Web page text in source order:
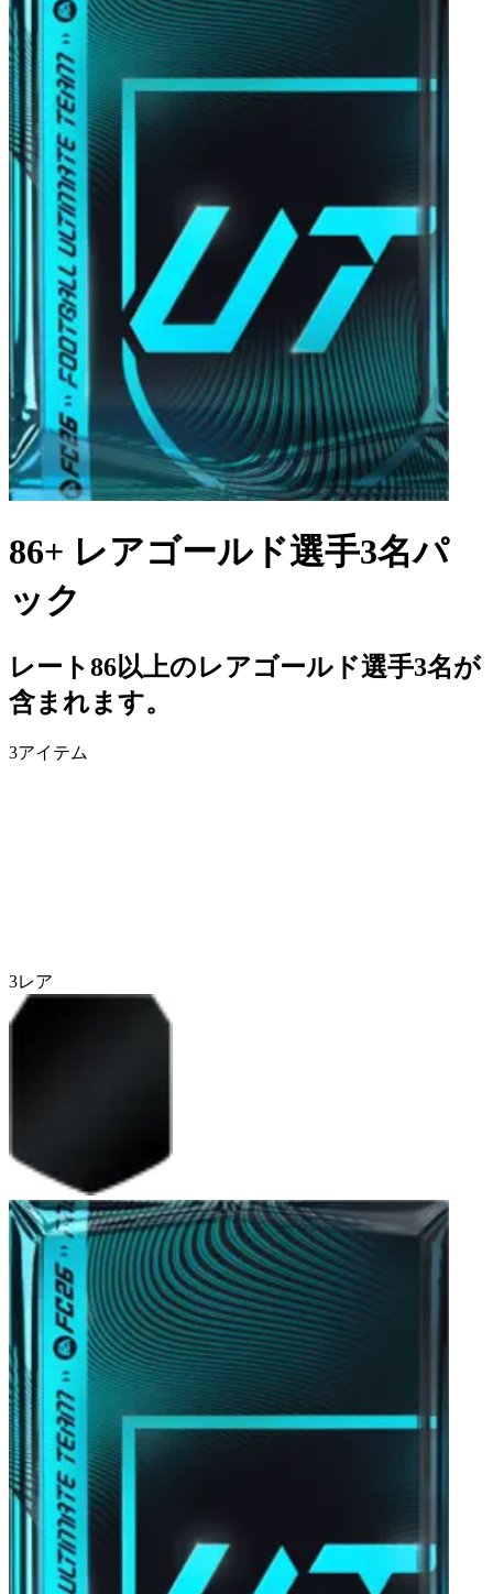
86+ レアゴールド選手3名パ
ック
レート86以上のレアゴールド選手3名が
含まれます。
3アイテム
3レア